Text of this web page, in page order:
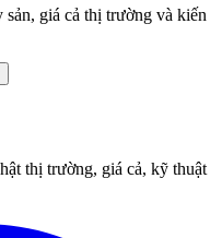
giá cả thị trường và kiến
thị trường, giá cả, kỹ thuật